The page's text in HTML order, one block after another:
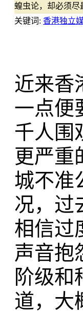
蝗虫论，却必须尽
关键词: 香港独立
近来香
一点便
千人围
更严重
城不准
况，过
相信过
声音抱
阶级和
道，大